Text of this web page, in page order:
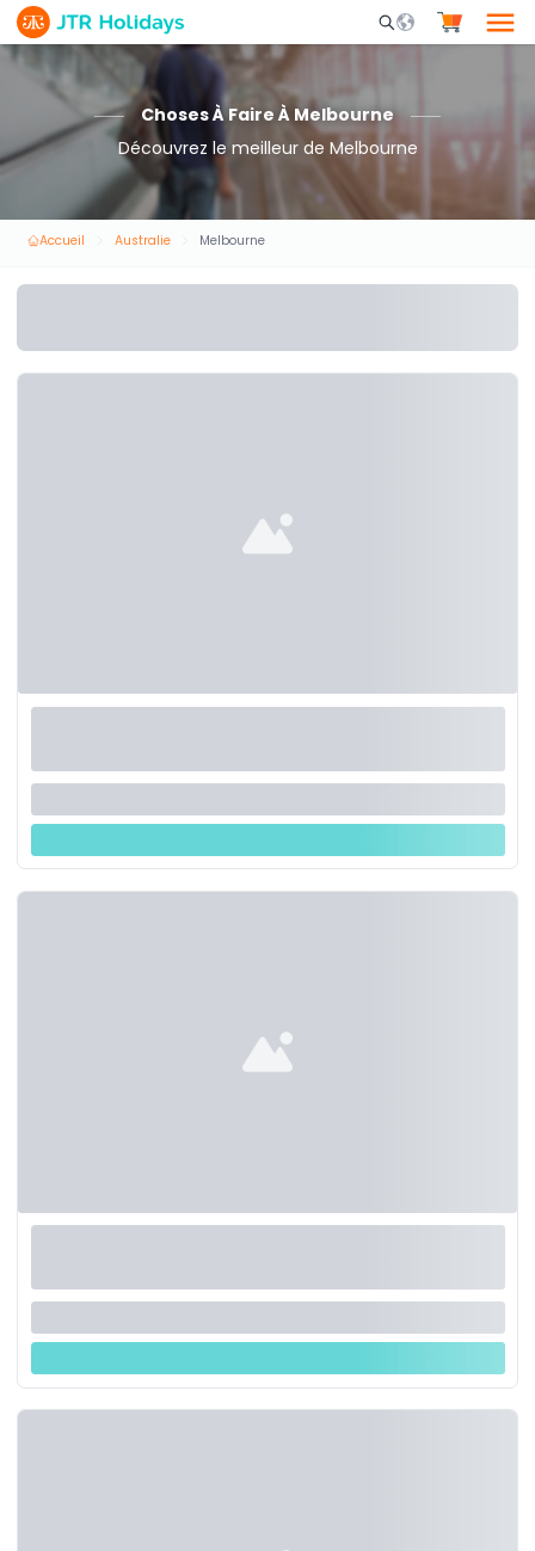
Mobile Search
Choses À Faire À Melbourne
Découvrez le meilleur de Melbourne
Accueil Australie Melbourne